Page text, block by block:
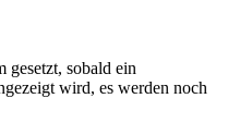
gesetzt, sobald ein
wird, es werden noch